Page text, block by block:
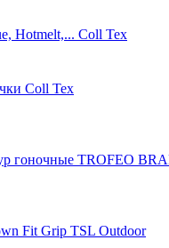
Hotmelt,... Coll Tex
Coll Tex
гоночные TROFEO
Fit Grip TSL Outdoor